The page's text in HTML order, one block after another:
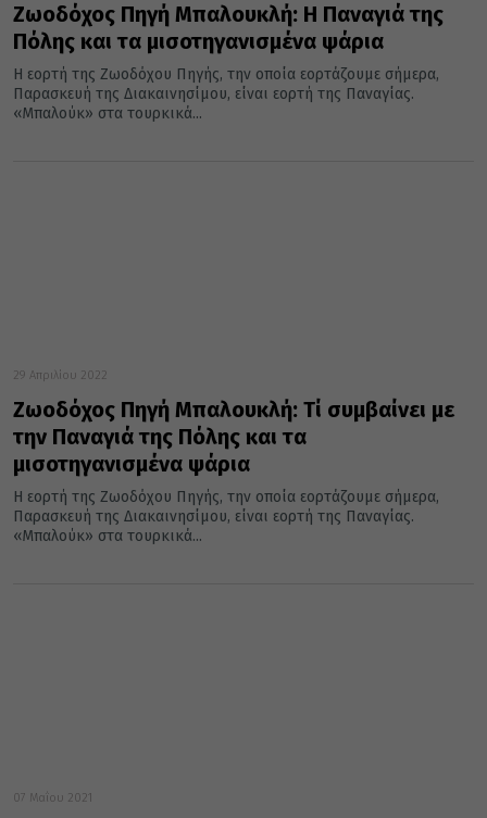
Ζωοδόχος Πηγή Μπαλουκλή: Η Παναγιά της
Πόλης και τα μισοτηγανισμένα ψάρια
Η εορτή της Ζωοδόχου Πηγής, την οποία εορτάζουμε σήμερα,
Παρασκευή της Διακαινησίμου, είναι εορτή της Παναγίας.
«Μπαλούκ» στα τουρκικά...
29 Απριλίου 2022
Ζωοδόχος Πηγή Μπαλουκλή: Τί συμβαίνει με
την Παναγιά της Πόλης και τα
μισοτηγανισμένα ψάρια
Η εορτή της Ζωοδόχου Πηγής, την οποία εορτάζουμε σήμερα,
Παρασκευή της Διακαινησίμου, είναι εορτή της Παναγίας.
«Μπαλούκ» στα τουρκικά...
07 Μαΐου 2021